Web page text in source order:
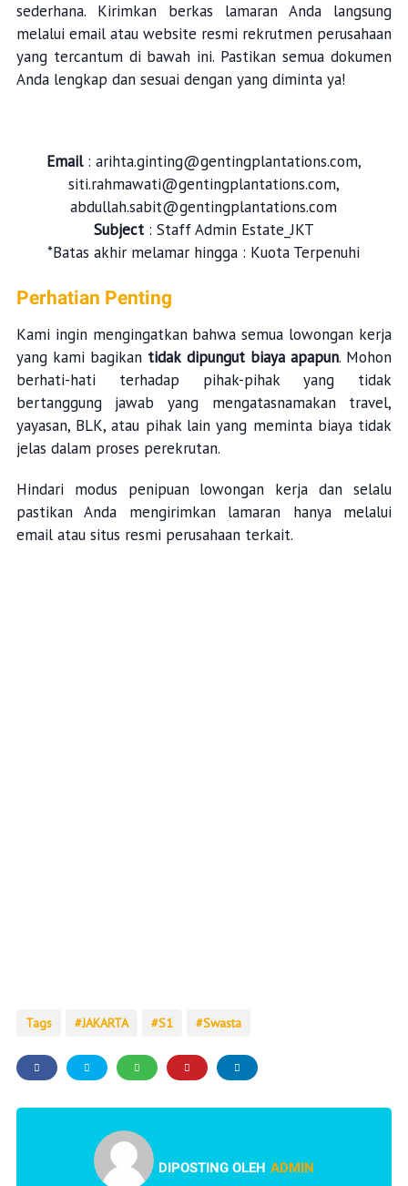
sederhana. Kirimkan berkas lamaran Anda langsung
melalui email atau website resmi rekrutmen perusahaan
yang tercantum di bawah ini. Pastikan semua dokumen
Anda lengkap dan sesuai dengan yang diminta ya!
Email : arihta.ginting@gentingplantations.com,
siti.rahmawati@gentingplantations.com,
abdullah.sabit@gentingplantations.com
Subject : Staff Admin Estate_JKT
*Batas akhir melamar hingga : Kuota Terpenuhi
Perhatian Penting
Kami ingin mengingatkan bahwa semua lowongan kerja
yang kami bagikan tidak dipungut biaya apapun. Mohon
berhati-hati terhadap pihak-pihak yang tidak
bertanggung jawab yang mengatasnamakan travel,
yayasan, BLK, atau pihak lain yang meminta biaya tidak
jelas dalam proses perekrutan.
Hindari modus penipuan lowongan kerja dan selalu
pastikan Anda mengirimkan lamaran hanya melalui
email atau situs resmi perusahaan terkait.
Tags JAKARTA S1 Swasta
DIPOSTING OLEH ADMIN